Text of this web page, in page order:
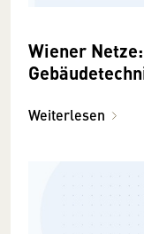
Wiener
Weiterlesen